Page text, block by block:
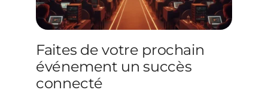
Faites de votre prochain
événement un succès
connecté